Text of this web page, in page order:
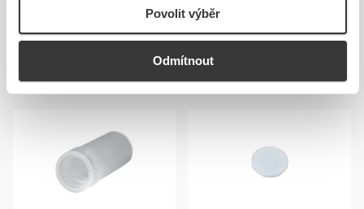
Povolit výběr
Odmítnout